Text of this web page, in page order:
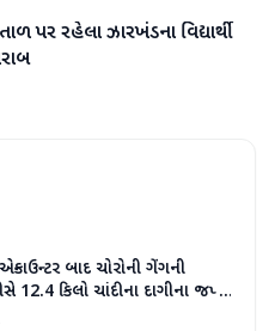
પર રહેલા ઝારખંડના વિદ્યાર્થી
બાદ ચોરોની ગેંગની
12.4 કિલો ચાંદીના દાગીના જપ્ત